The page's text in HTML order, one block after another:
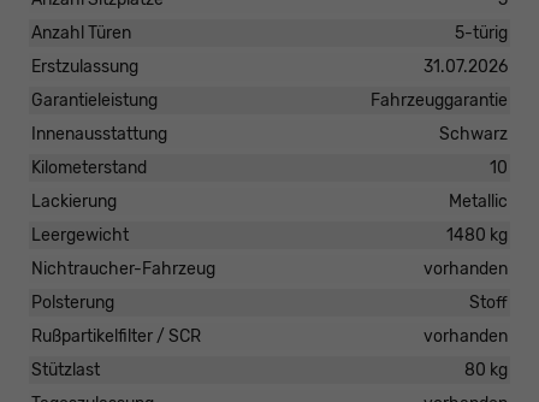
Anzahl Türen
5-türig
Erstzulassung
31.07.2026
Garantieleistung
Fahrzeuggarantie
Innenausstattung
Schwarz
Kilometerstand
10
Lackierung
Metallic
Leergewicht
1480 kg
Nichtraucher-Fahrzeug
vorhanden
Polsterung
Stoff
Rußpartikelfilter / SCR
vorhanden
Stützlast
80 kg